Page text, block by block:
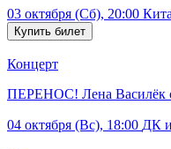
03 октября (Сб), 20:00
Концерт
ПЕРЕНОС! Лена Василёк
04 октября (Вс), 18:00 ДК